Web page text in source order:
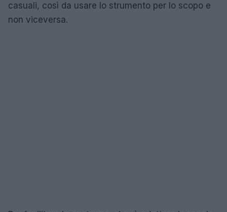
casuali, così da usare lo strumento per lo scopo e
non viceversa.